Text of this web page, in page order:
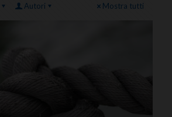
Autori Mostra tutti